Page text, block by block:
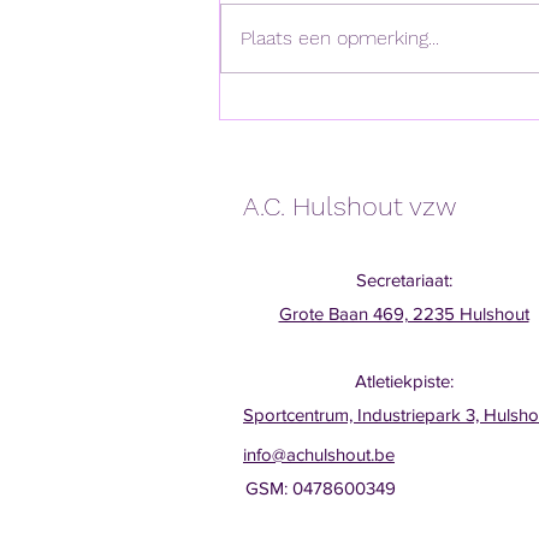
Plaats een opmerking...
A.C. Hulshout vzw
Secretariaat:
Grote Baan 469, 2235 Hulshout
Atletiekpiste:
Sportcentrum, Industriepark 3,
info@achulshout.be
GSM: 0478600349